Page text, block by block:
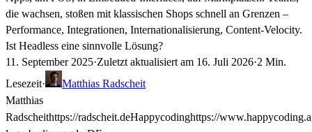
die wachsen, stoßen mit klassischen Shops schnell an Grenzen –
Performance, Integrationen, Internationalisierung, Content-Velocity.
Ist Headless eine sinnvolle Lösung?
11. September 2025·Zuletzt aktualisiert am 16. Juli 2026·2 Min.
Lesezeit·
Matthias Radscheit
Matthias
Radscheithttps://radscheit.deHappycodinghttps://